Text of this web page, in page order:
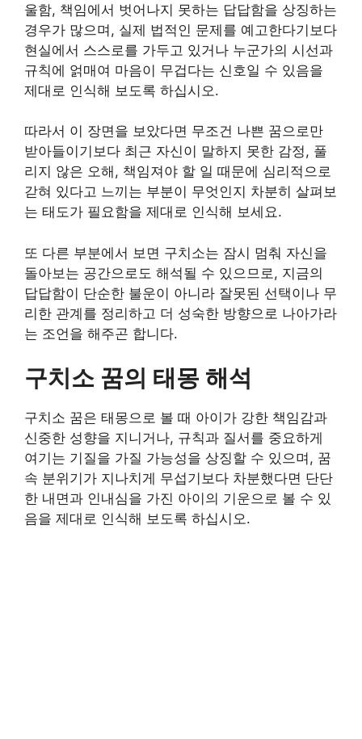
울함, 책임에서 벗어나지 못하는 답답함을 상징하는
경우가 많으며, 실제 법적인 문제를 예고한다기보다
현실에서 스스로를 가두고 있거나 누군가의 시선과
규칙에 얽매여 마음이 무겁다는 신호일 수 있음을
제대로 인식해 보도록 하십시오.
따라서 이 장면을 보았다면 무조건 나쁜 꿈으로만
받아들이기보다 최근 자신이 말하지 못한 감정, 풀
리지 않은 오해, 책임져야 할 일 때문에 심리적으로
갇혀 있다고 느끼는 부분이 무엇인지 차분히 살펴보
는 태도가 필요함을 제대로 인식해 보세요.
또 다른 부분에서 보면 구치소는 잠시 멈춰 자신을
돌아보는 공간으로도 해석될 수 있으므로, 지금의
답답함이 단순한 불운이 아니라 잘못된 선택이나 무
리한 관계를 정리하고 더 성숙한 방향으로 나아가라
는 조언을 해주곤 합니다.
구치소 꿈의 태몽 해석
구치소 꿈은 태몽으로 볼 때 아이가 강한 책임감과
신중한 성향을 지니거나, 규칙과 질서를 중요하게
여기는 기질을 가질 가능성을 상징할 수 있으며, 꿈
속 분위기가 지나치게 무섭기보다 차분했다면 단단
한 내면과 인내심을 가진 아이의 기운으로 볼 수 있
음을 제대로 인식해 보도록 하십시오.